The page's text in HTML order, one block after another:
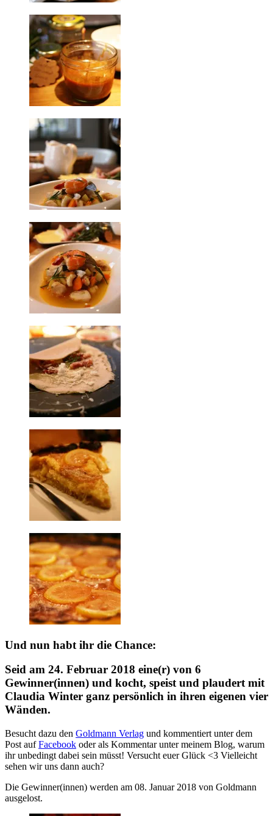
Und nun habt ihr die Chance:
Seid am 24. Februar 2018 eine(r) von 6
Gewinner(innen) und kocht, speist und plaudert mit
Claudia Winter ganz persönlich in ihren eigenen vier
Wänden.
Besucht dazu den Goldmann Verlag und kommentiert unter dem
Post aufFacebook oder als Kommentar unter meinem Blog, warum
ihr unbedingt dabei sein müsst! Versucht euer Glück <3 Vielleicht
sehen wir uns dann auch?
Die Gewinner(innen) werden am 08. Januar 2018 von Goldmann
ausgelost.